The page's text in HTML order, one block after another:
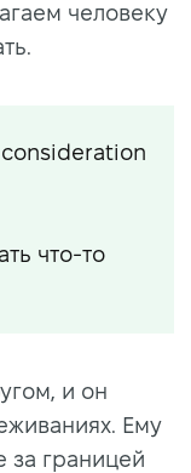
человеку
что-то
и он
Ему
за границей